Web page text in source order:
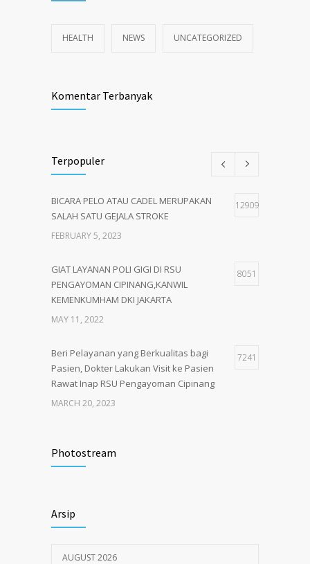
HEALTH NEWS UNCATEGORIZED
Komentar Terbanyak
Terpopuler
BICARA PELO ATAU CADEL MERUPAKAN
SALAH SATU GEJALA STROKE
12909
FEBRUARY 5, 2023
GIAT LAYANAN POLI GIGI DI RSU
PENGAYOMAN CIPINANG,KANWIL
KEMENKUMHAM DKI JAKARTA
8051
MAY 11, 2022
Beri Pelayanan yang Berkualitas bagi
Pasien, Dokter Lakukan Visit ke Pasien
Rawat Inap RSU Pengayoman Cipinang
7241
MARCH 20, 2023
RSU Pengayoman
Photostream
Arsip
AUGUST 2026